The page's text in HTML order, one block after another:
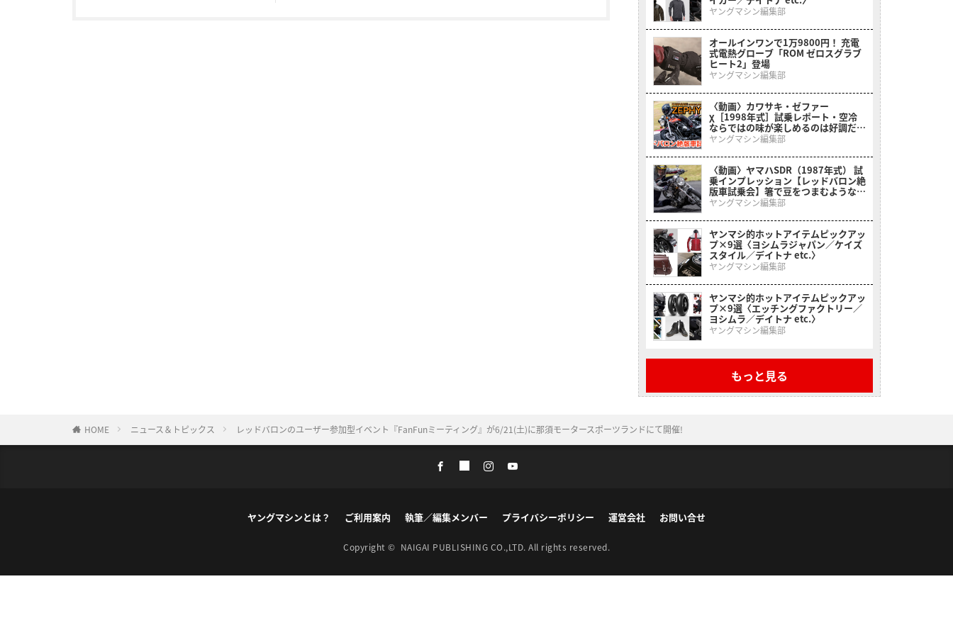
ヤングマシン編集部
オールインワンで1万9800円！ 充電
式電熱グローブ「ROM ゼロスグラブ
ヒート2」登場
ヤングマシン編集部
〈動画〉カワサキ・ゼファー
χ［1998年式］試乗レポート・空冷
ならではの味が楽しめるのは好調だか
ら！【レッドバロン絶版車試乗会】
ヤングマシン編集部
〈動画〉ヤマハSDR（1987年式） 試
乗インプレッション【レッドバロン絶
版車試乗会】箸で豆をつまむような面
白さ!? シビアだけどチョー楽しい！
ヤングマシン編集部
ヤンマシ的ホットアイテムピックアッ
プ×9選〈ヨシムラジャパン／ケイズ
スタイル／デイトナ etc.〉
ヤングマシン編集部
ヤンマシ的ホットアイテムピックアッ
プ×9選〈エッチングファクトリー／
ヨシムラ／デイトナ etc.〉
ヤングマシン編集部
もっと見る
HOME ニュース＆トピックス レッドバロンのユーザー参加型イベント『FanFunミーティング』が6/21(土)に那須モータースポーツランドにて開催!
ヤングマシンとは？ ご利用案内 執筆／編集メンバー プライバシーポリシー 運営会社 お問い合せ
Copyright © NAIGAI PUBLISHING CO.,LTD. All rights reserved.